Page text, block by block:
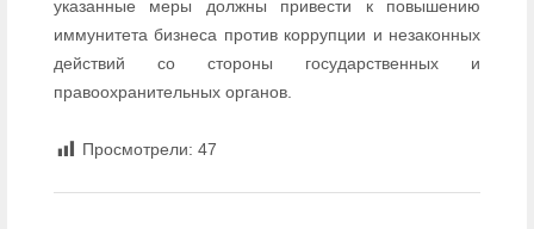
указанные меры должны привести к повышению
иммунитета бизнеса против коррупции и незаконных
действий со стороны государственных и
правоохранительных органов.
Просмотрели: 47